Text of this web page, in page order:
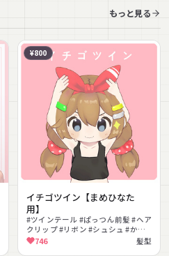
もっと見る
¥800
イチゴツイン【まめひなた
用】
#ツインテール #ぱっつん前髪 #ヘア
クリップ #リボン #シュシュ #かわ
いい #ゆめかわいい #色変更可能
746 髪型